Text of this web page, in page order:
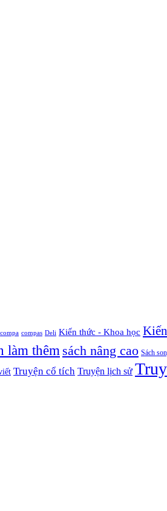
compa compas Deli Kiến thức - Khoa học
làm thêm sách nâng cao Sách
Truyện cổ tích Truyện lịch sử